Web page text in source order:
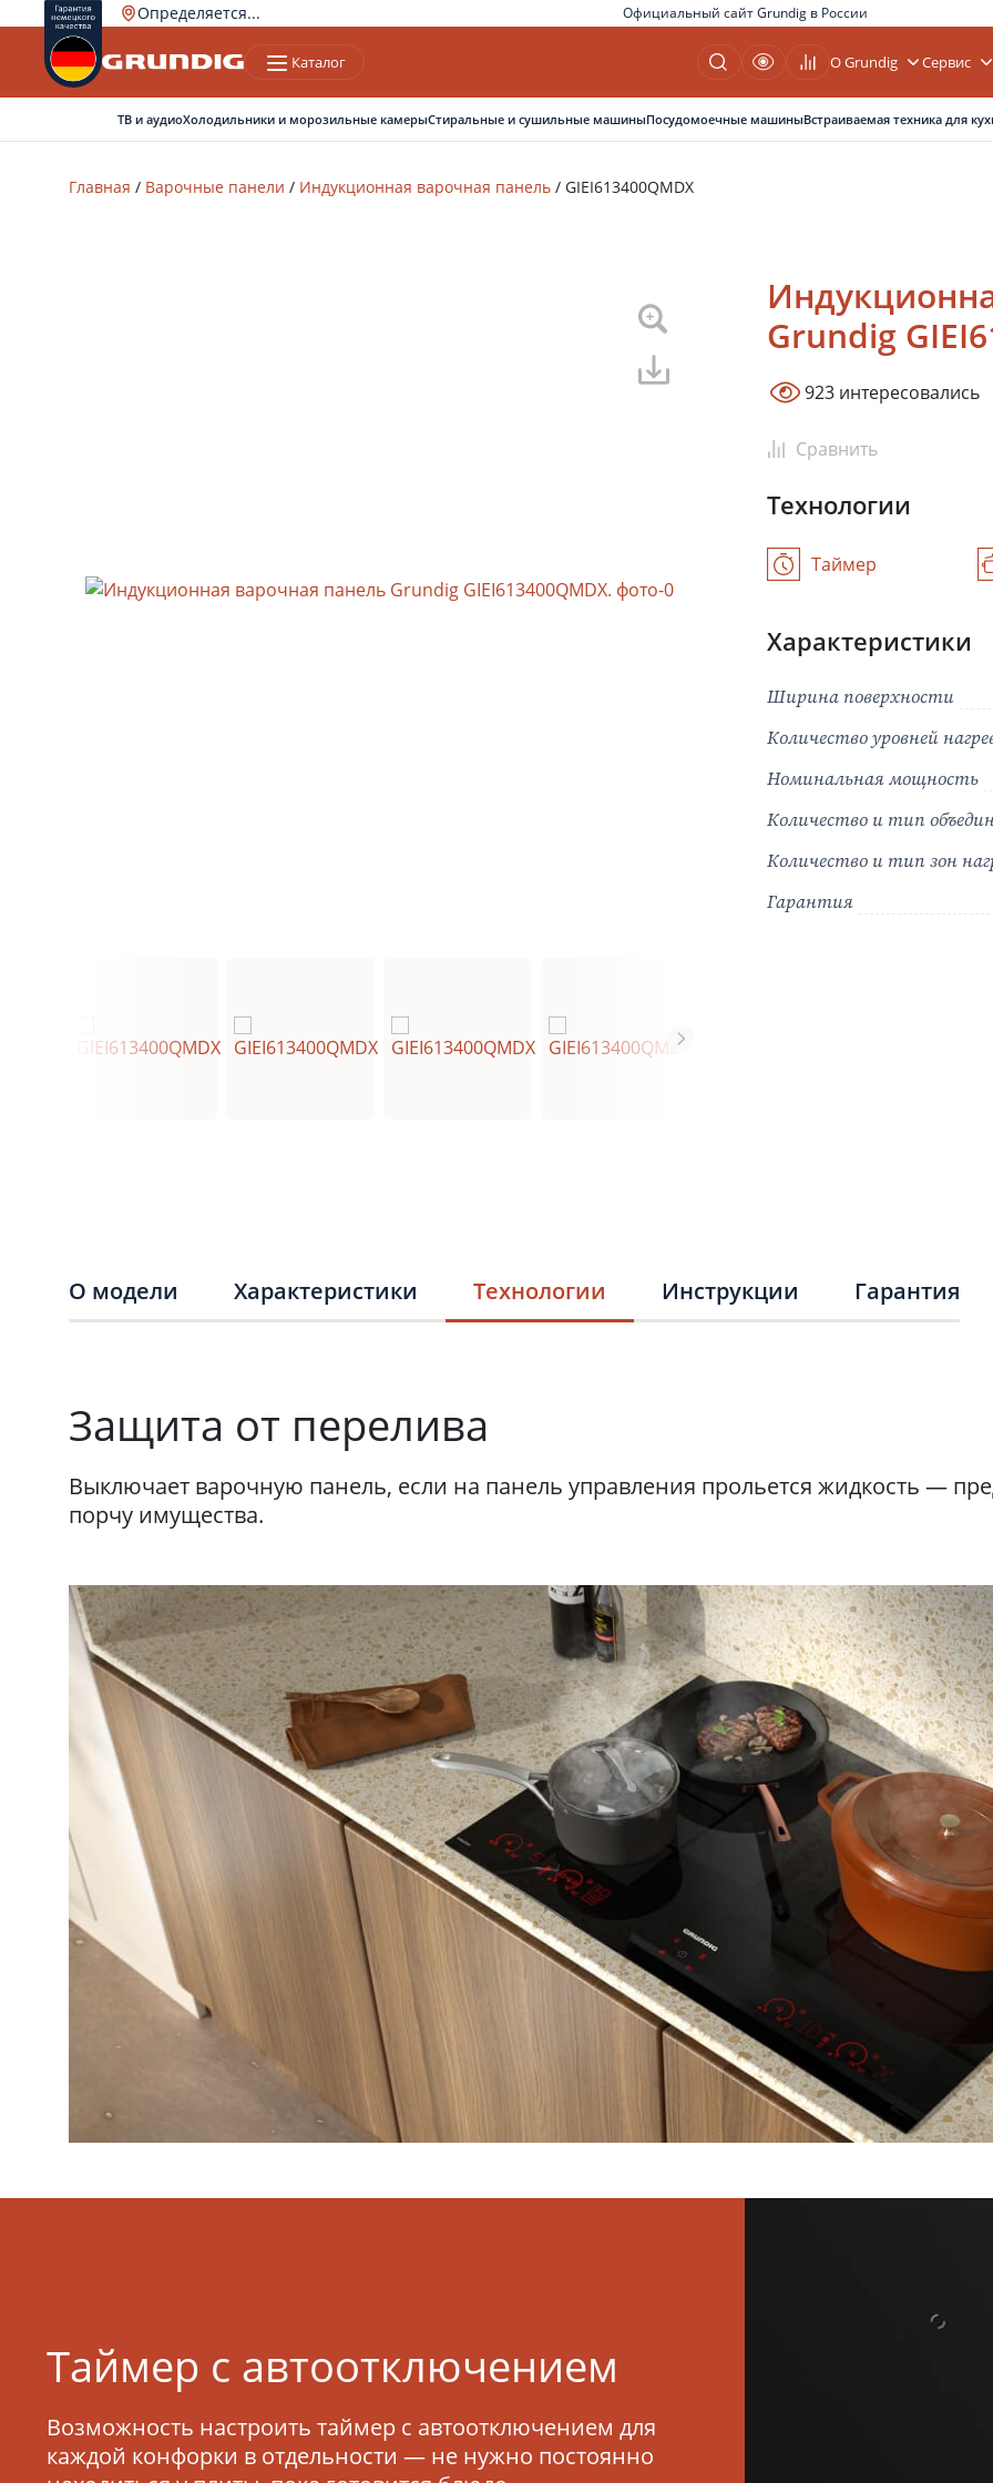
Официальный сайт Grundig в России
Определяется...
Ваш город
Каталог О Grundig Сервис
ТВ и аудиоХолодильники и морозильные камерыСтиральные и сушильные машиныПосудомоечные машиныВстраиваемая техника для
Главная / Варочные панели / Индукционная варочная панель / GIEI613400QMDX
Grundig
923 интересовались
Сравнить
Технологии
Таймер
Характеристики
Ширина поверхности
Количество уровней
Номинальная мощность
Количество и тип
Количество и тип зон
Гарантия
О модели Характеристики Технологии Инструкции Гарантия
Защита от перелива
Выключает варочную панель, если на панель управления прольется жидкость —
порчу имущества.
Таймер с автоотключением
Возможность настроить таймер с автоотключением для
каждой конфорки в отдельности — не нужно постоянно
Новосибирск
Екатеринбург
Красноярск
Самара
Казань
актуальные фирменные магазины Grundig